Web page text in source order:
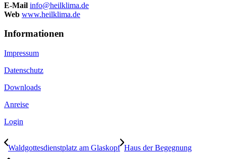
E-Mail info@heilklima.de
Web www.heilklima.de
Informationen
Impressum
Datenschutz
Downloads
Anreise
Login
Waldgottesdienstplatz am Glaskopf Haus der Begegnung